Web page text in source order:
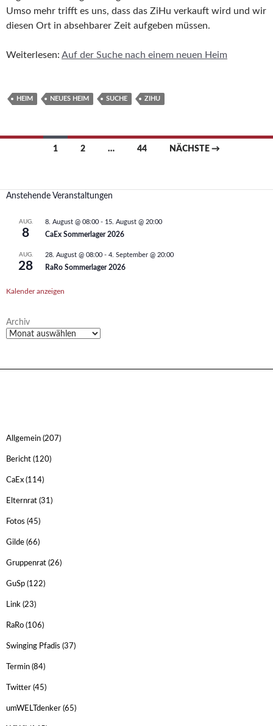
Umso mehr trifft es uns, dass das ZiHu verkauft wird und wir
diesen Ort in absehbarer Zeit aufgeben müssen.
Weiterlesen: Auf der Suche nach einem neuen Heim
HEIM NEUES HEIM SUCHE ZIHU
Beitragsnavigation
1 2 … 44 NÄCHSTE →
Anstehende Veranstaltungen
AUG.
8
8. August @ 08:00 - 15. August @ 20:00
CaEx Sommerlager 2026
AUG.
28
28. August @ 08:00 - 4. September @ 20:00
RaRo Sommerlager 2026
Kalender anzeigen
Archiv
Allgemein (207)
Bericht (120)
CaEx (114)
Elternrat (31)
Fotos (45)
Gilde (66)
Gruppenrat (26)
GuSp (122)
Link (23)
RaRo (106)
Swinging Pfadis (37)
Termin (84)
Twitter (45)
umWELTdenker (65)